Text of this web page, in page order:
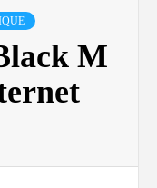
M